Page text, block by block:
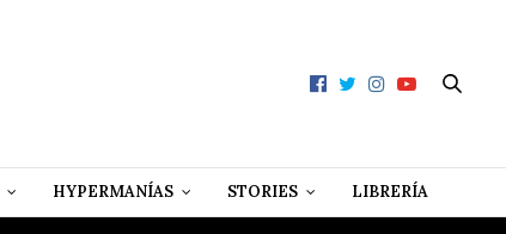
HYPERMANÍAS STORIES LIBRERÍA